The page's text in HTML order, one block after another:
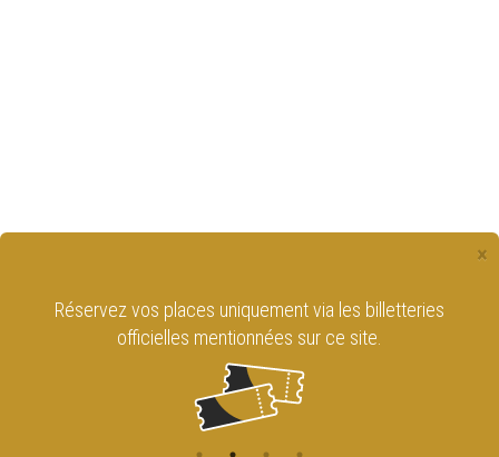
×
Réservez vos places uniquement via les billetteries
officielles mentionnées sur ce site.